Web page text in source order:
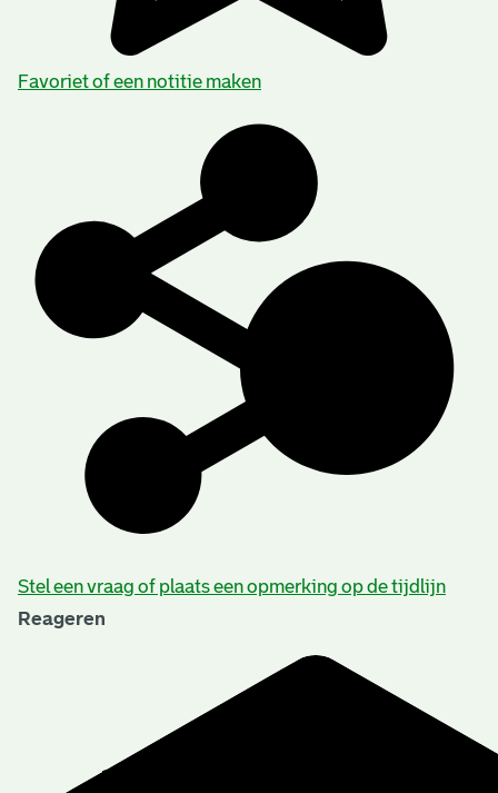
Favoriet of een notitie maken
Stel een vraag of plaats een opmerking op de tijdlijn
Reageren